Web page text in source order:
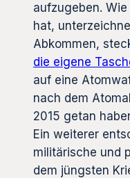
aufzugeben.
hat,
Abkommen,
die eigene
auf eine
nach dem
2015 getan
Ein weiterer
militärische und
dem jüngsten